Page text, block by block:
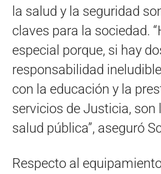
la salud y la seguridad
claves para la sociedad.
especial porque, si hay
responsabilidad
con la educación y la
servicios de Justicia, son
salud pública”, aseguró
Respecto al